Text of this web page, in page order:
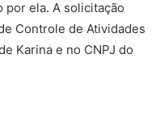
por ela. A solicitação
Controle de Atividades
Karina e no CNPJ do